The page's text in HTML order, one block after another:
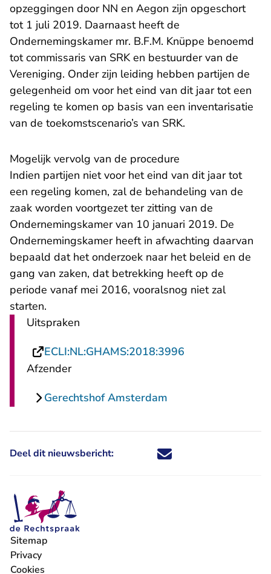
opzeggingen door NN en Aegon zijn opgeschort
tot 1 juli 2019. Daarnaast heeft de
Ondernemingskamer mr. B.F.M. Knüppe benoemd
tot commissaris van SRK en bestuurder van de
Vereniging. Onder zijn leiding hebben partijen de
gelegenheid om voor het eind van dit jaar tot een
regeling te komen op basis van een inventarisatie
van de toekomstscenario’s van SRK.
Mogelijk vervolg van de procedure
Indien partijen niet voor het eind van dit jaar tot
een regeling komen, zal de behandeling van de
zaak worden voortgezet ter zitting van de
Ondernemingskamer van 10 januari 2019. De
Ondernemingskamer heeft in afwachting daarvan
bepaald dat het onderzoek naar het beleid en de
gang van zaken, dat betrekking heeft op de
periode vanaf mei 2016, vooralsnog niet zal
starten.
Uitspraken
ECLI:NL:GHAMS:2018:3996
Afzender
Gerechtshof Amsterdam
Deel dit nieuwsbericht: Deel dit nieuwsbericht via X -
Deel dit nieuwsbericht via
Deel dit nieuwsbericht
Deel dit
Sitemap
Privacy
Cookies